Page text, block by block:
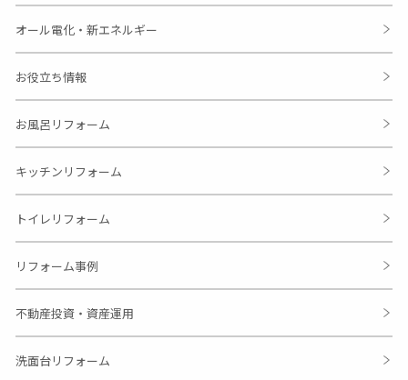
オール電化・新エネルギー
お役立ち情報
お風呂リフォーム
キッチンリフォーム
トイレリフォーム
リフォーム事例
不動産投資・資産運用
洗面台リフォーム